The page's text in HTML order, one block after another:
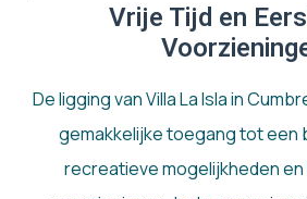
Vrije Tijd en
De ligging van Villa La Isla in
gemakkelijke toegang tot een
recreatieve mogelijkheden